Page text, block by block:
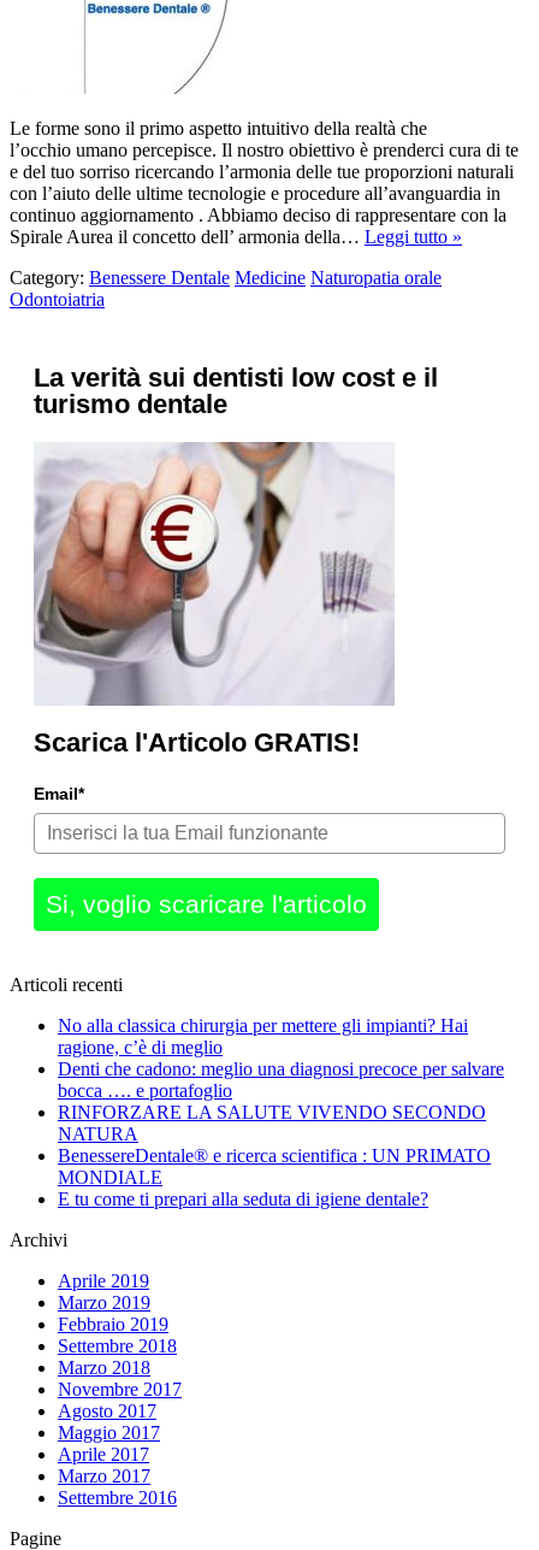
Le forme sono il primo aspetto intuitivo della realtà che
l’occhio umano percepisce. Il nostro obiettivo è prenderci cura di te
e del tuo sorriso ricercando l’armonia delle tue proporzioni naturali
con l’aiuto delle ultime tecnologie e procedure all’avanguardia in
continuo aggiornamento . Abbiamo deciso di rappresentare con la
Spirale Aurea il concetto dell’ armonia della… Leggi tutto »
Category: Benessere Dentale Medicine Naturopatia orale
Odontoiatria
La verità sui dentisti low cost e il
turismo dentale
Scarica l'Articolo GRATIS!
Email*
Si, voglio scaricare l'articolo
Articoli recenti
No alla classica chirurgia per mettere gli impianti? Hai
ragione, c’è di meglio
Denti che cadono: meglio una diagnosi precoce per salvare
bocca …. e portafoglio
RINFORZARE LA SALUTE VIVENDO SECONDO
NATURA
BenessereDentale® e ricerca scientifica : UN PRIMATO
MONDIALE
E tu come ti prepari alla seduta di igiene dentale?
Archivi
Aprile 2019
Marzo 2019
Febbraio 2019
Settembre 2018
Marzo 2018
Novembre 2017
Agosto 2017
Maggio 2017
Aprile 2017
Marzo 2017
Settembre 2016
Pagine